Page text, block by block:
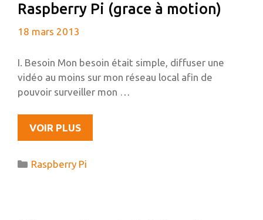
CLIENT
Raspberry Pi (grace à motion)
18 mars 2013
I. Besoin Mon besoin était simple, diffuser une
vidéo au moins sur mon réseau local afin de
pouvoir surveiller mon …
VOIR PLUSDIFFUSER
UNE
À
Catégories
Raspberry Pi